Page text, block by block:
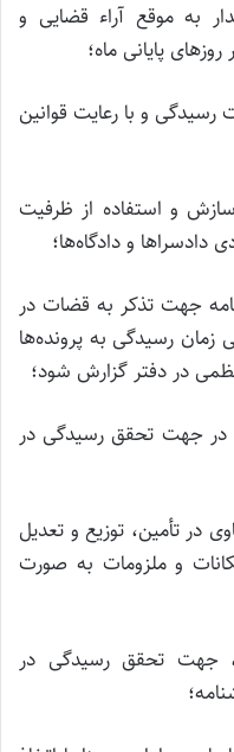
به موقع آراء‌ قضایی و
پایانی ماه؛
رسیدگی و با رعایت قوانین
و استفاده از ظرفیت
و دادگاه‌ها؛
جهت تذکر به قضات در
زمان رسیدگی به پرونده‌ها
در دفتر گزارش شود؛
در جهت تحقق رسیدگی در
در تأمین، توزیع و تعدیل
و ملزومات به صورت
جهت تحقق رسیدگی در